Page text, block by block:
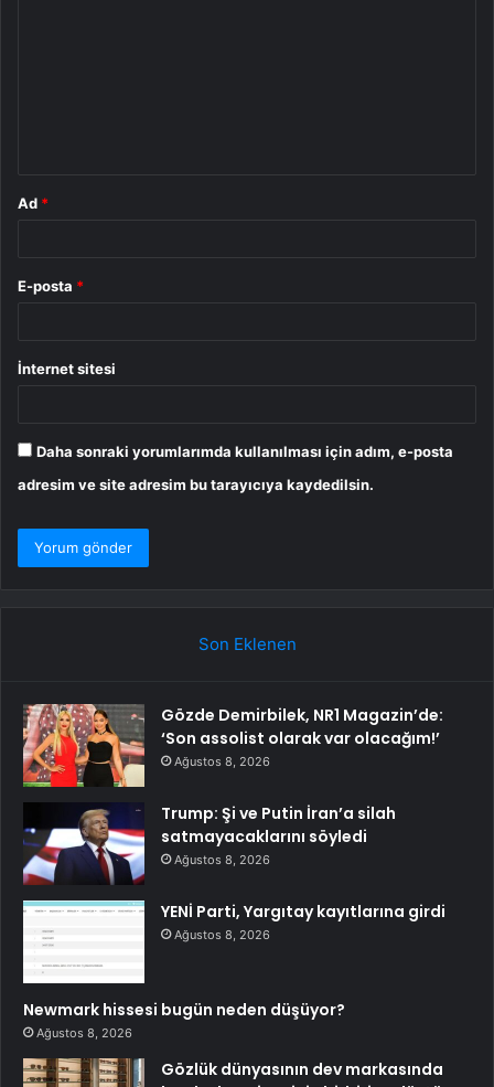
Ad *
E-posta *
İnternet sitesi
Daha sonraki yorumlarımda kullanılması için adım, e-posta
adresim ve site adresim bu tarayıcıya kaydedilsin.
Son Eklenen
Gözde Demirbilek, NR1 Magazin’de:
‘Son assolist olarak var olacağım!’
Ağustos 8, 2026
Trump: Şi ve Putin İran’a silah
satmayacaklarını söyledi
Ağustos 8, 2026
YENİ Parti, Yargıtay kayıtlarına girdi
Ağustos 8, 2026
Newmark hissesi bugün neden düşüyor?
Ağustos 8, 2026
Gözlük dünyasının dev markasında